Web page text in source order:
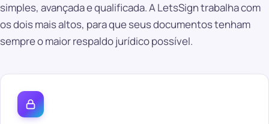
simples, avançada e qualificada. A LetsSign trabalha com
os dois mais altos, para que seus documentos tenham
sempre o maior respaldo jurídico possível.